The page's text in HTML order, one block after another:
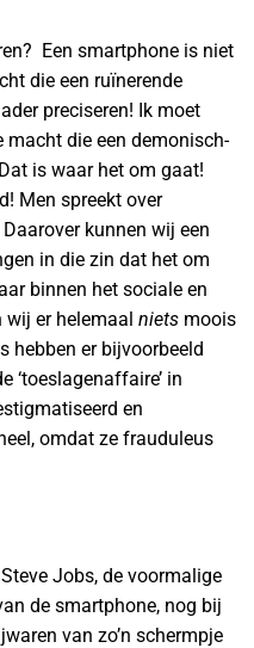
Een smartphone is niet
die een ruïnerende
preciseren! Ik moet
macht die een demonisch-
is waar het om gaat!
Men spreekt over
kunnen wij een
in die zin dat het om
binnen het sociale en
wij er helemaal niets moois
hebben er bijvoorbeeld
‘toeslagenaffaire’ in
en
omdat ze frauduleus
Jobs, de voormalige
de smartphone, nog bij
van zo’n schermpje